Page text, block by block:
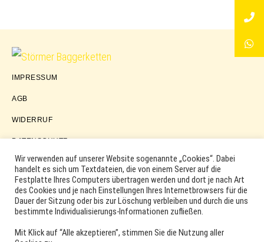
Störmer
IMPRESSUM
AGB
WIDERRUF
DATENSCHUTZ
COPYRIGHT © 2026 · WORDPRESS
LOG IN
MARKEN, ERSATZTEILNUMMERN, PRODUKTNAMEN SOWIE
PRODUKTABBILDUNGEN UND LOGOS WERDEN NUR ZUR
IDENTIFIKATION DER PRODUKTE VERWENDET UND KÖNNEN
EINGETRAGENE MARKEN DER ENTSPRECHENDEN
HERSTELLER SEIN. VERWENDETE MARKEN- UND
Wir verwenden auf unserer Website sogenannte „Cookies“. Dabei
handelt es sich um Textdateien, die von einem Server auf die
Festplatte Ihres Computers übertragen werden und dort je nach Art
des Cookies und je nach Einstellungen Ihres Internetbrowsers für die
Dauer der Sitzung oder bis zur Löschung verbleiben und durch die uns
bestimmte Individualisierungs-Informationen zufließen.
Mit Klick auf “Alle akzeptieren”, stimmen Sie die Nutzung aller